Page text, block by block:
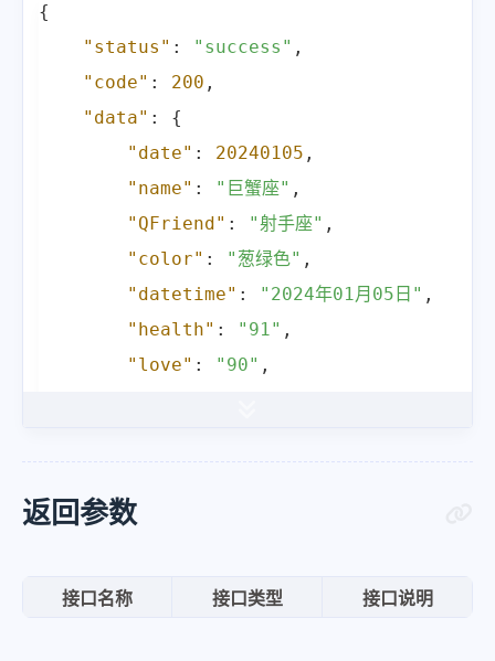
{
"status" : "success" ,
"code" : 200 ,
"data" :
{
"date" : 20240105 ,
"name" : "巨蟹座" ,
"QFriend" : "射手座" ,
"color" : "葱绿色" ,
"datetime" : "2024年01月05日" ,
"health" : "91" ,
"love" : "90" ,
"summary"
"error_code": 0
返回参数
接口名称 接口类型 接口说明